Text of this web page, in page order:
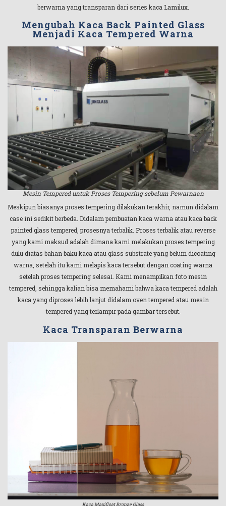
berwarna yang transparan dari series kaca Lamilux.
Mengubah Kaca Back Painted Glass
Menjadi Kaca Tempered Warna
Mesin Tempered untuk Proses Tempering sebelum Pewarnaan
Meskipun biasanya proses tempering dilakukan terakhir, namun didalam
case ini sedikit berbeda. Didalam pembuatan kaca warna atau kaca back
painted glass tempered, prosesnya terbalik. Proses terbalik atau reverse
yang kami maksud adalah dimana kami melakukan proses tempering
dulu diatas bahan baku kaca atau glass substrate yang belum dicoating
warna, setelah itu kami melapis kaca tersebut dengan coating warna
setelah proses tempering selesai. Kami menampilkan foto mesin
tempered, sehingga kalian bisa memahami bahwa kaca tempered adalah
kaca yang diproses lebih lanjut didalam oven tempered atau mesin
tempered yang terlampir pada gambar tersebut.
Kaca Transparan Berwarna
Kaca Maxifloat Bronze Glass